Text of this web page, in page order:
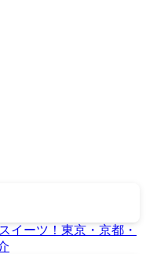
イーツ！東京・京都・